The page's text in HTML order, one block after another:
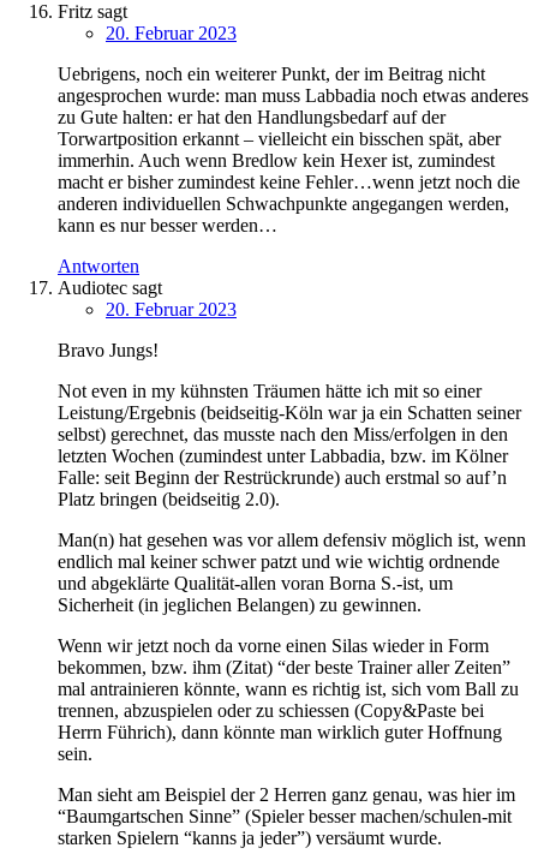
Fritz sagt
20. Februar 2023
Uebrigens, noch ein weiterer Punkt, der im Beitrag nicht
angesprochen wurde: man muss Labbadia noch etwas anderes
zu Gute halten: er hat den Handlungsbedarf auf der
Torwartposition erkannt – vielleicht ein bisschen spät, aber
immerhin. Auch wenn Bredlow kein Hexer ist, zumindest
macht er bisher zumindest keine Fehler…wenn jetzt noch die
anderen individuellen Schwachpunkte angegangen werden,
kann es nur besser werden…
Antworten
Audiotec sagt
20. Februar 2023
Bravo Jungs!
Not even in my kühnsten Träumen hätte ich mit so einer
Leistung/Ergebnis (beidseitig-Köln war ja ein Schatten seiner
selbst) gerechnet, das musste nach den Miss/erfolgen in den
letzten Wochen (zumindest unter Labbadia, bzw. im Kölner
Falle: seit Beginn der Restrückrunde) auch erstmal so auf’n
Platz bringen (beidseitig 2.0).
Man(n) hat gesehen was vor allem defensiv möglich ist, wenn
endlich mal keiner schwer patzt und wie wichtig ordnende
und abgeklärte Qualität-allen voran Borna S.-ist, um
Sicherheit (in jeglichen Belangen) zu gewinnen.
Wenn wir jetzt noch da vorne einen Silas wieder in Form
bekommen, bzw. ihm (Zitat) “der beste Trainer aller Zeiten”
mal antrainieren könnte, wann es richtig ist, sich vom Ball zu
trennen, abzuspielen oder zu schiessen (Copy&Paste bei
Herrn Führich), dann könnte man wirklich guter Hoffnung
sein.
Man sieht am Beispiel der 2 Herren ganz genau, was hier im
“Baumgartschen Sinne” (Spieler besser machen/schulen-mit
starken Spielern “kanns ja jeder”) versäumt wurde.